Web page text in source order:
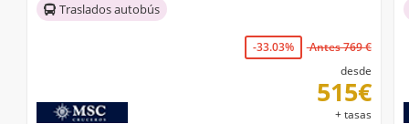
Traslados autobús
-33.03%
Antes 769 €
desde
515€
+ tasas